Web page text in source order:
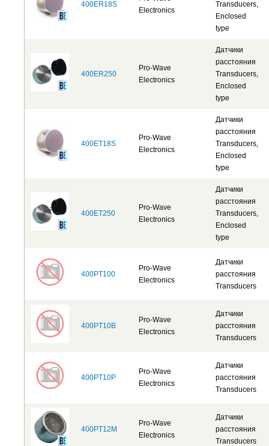
400ER18S
Electronics
Transducers,
Enclosed
type
400ER250
Pro-Wave
Electronics
Датчики
расстояния
Transducers,
Enclosed
type
400ET18S
Pro-Wave
Electronics
Датчики
расстояния
Transducers,
Enclosed
type
400ET250
Pro-Wave
Electronics
Датчики
расстояния
Transducers,
Enclosed
type
400PT100
Pro-Wave
Electronics
Датчики
расстояния
Transducers
400PT10B
Pro-Wave
Electronics
Датчики
расстояния
Transducers
400PT10P
Pro-Wave
Electronics
Датчики
расстояния
Transducers
400PT12M
Pro-Wave
Electronics
Датчики
расстояния
Transducers